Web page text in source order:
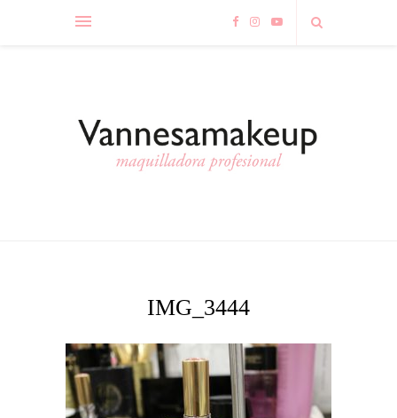
IMG_3444